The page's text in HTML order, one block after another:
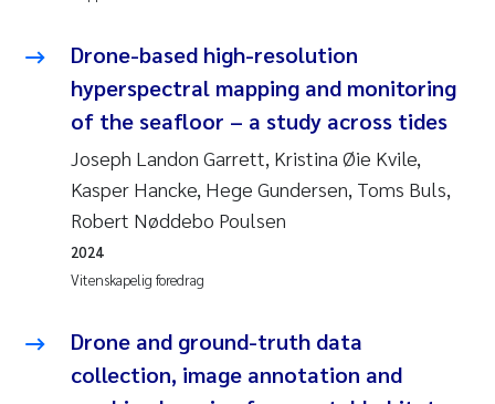
Drone-based high-resolution
hyperspectral mapping and monitoring
of the seafloor – a study across tides
Joseph Landon Garrett, Kristina Øie Kvile,
Kasper Hancke, Hege Gundersen, Toms Buls,
Robert Nøddebo Poulsen
Vitenskapelig foredrag
2024
Drone and ground-truth data
collection, image annotation and